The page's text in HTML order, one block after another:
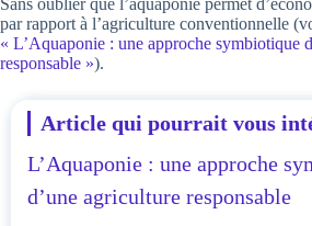
Sans oublier que l’aquaponie permet
par rapport à l’agriculture conventionnelle
« L’Aquaponie : une approche symbiotique
responsable »).
Article qui pourrait vous
L’Aquaponie : une approche
d’une agriculture responsable